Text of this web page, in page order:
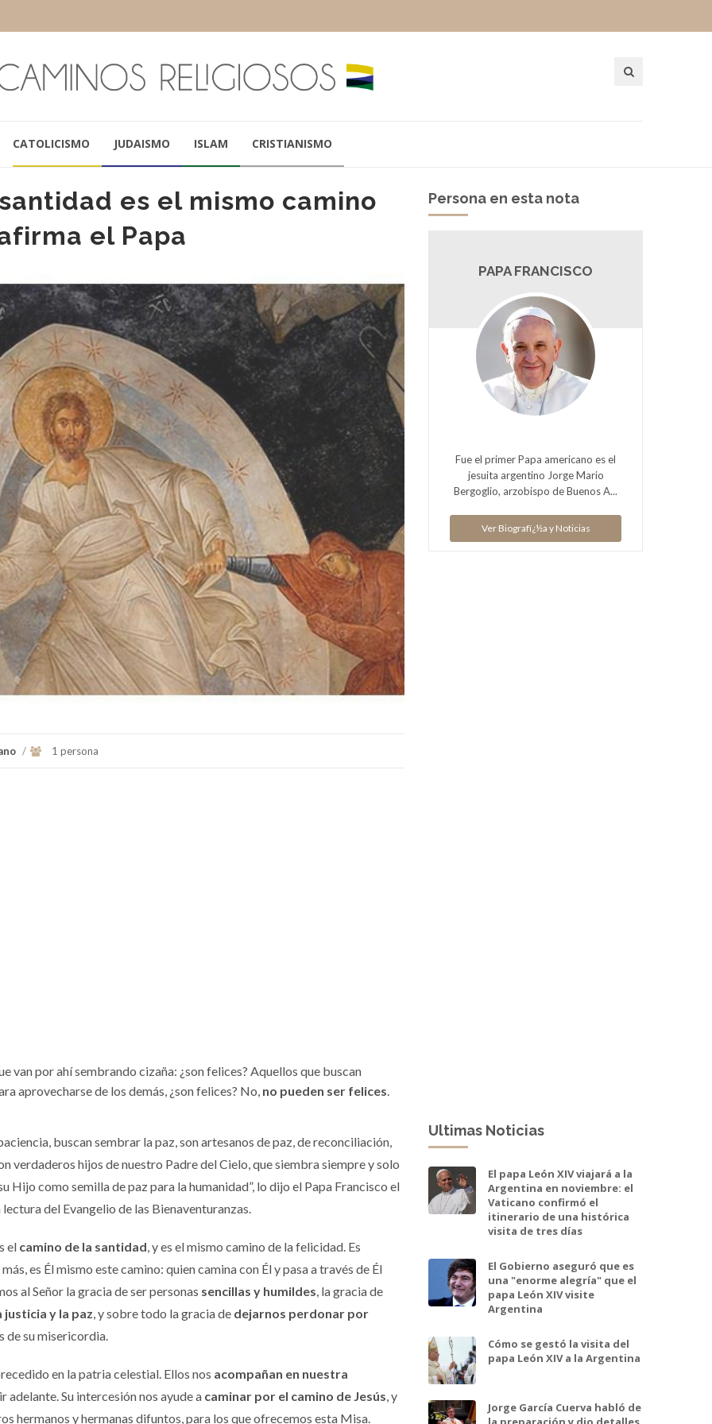
CATOLICISMO JUDAISMO ISLAM CRISTIANISMO
es el mismo camino
el Papa
/ 1 persona
van por ahí sembrando cizaña: ¿son felices? Aquellos que buscan
aprovecharse de los demás, ¿son felices? No, no pueden ser felices.
buscan sembrar la paz, son artesanos de paz, de reconciliación,
verdaderos hijos de nuestro Padre del Cielo, que siembra siempre y solo
Hijo como semilla de paz para la humanidad”, lo dijo el Papa Francisco el
del Evangelio de las Bienaventuranzas.
el camino de la santidad, y es el mismo camino de la felicidad. Es
más, es Él mismo este camino: quien camina con Él y pasa a través de Él
al Señor la gracia de ser personas sencillas y humildes, la gracia de
justicia y la paz, y sobre todo la gracia de dejarnos perdonar por
de su misericordia.
en la patria celestial. Ellos nos acompañan en nuestra
adelante. Su intercesión nos ayude a caminar por el camino de Jesús, y
hermanos y hermanas difuntos, para los que ofrecemos esta Misa.
Persona en esta nota
PAPA FRANCISCO
Fue el primer Papa americano es el
jesuita argentino Jorge Mario
Bergoglio, arzobispo de Buenos A...
Ver Biografï¿½a y Noticias
Ultimas Noticias
El papa León XIV viajará a la
Argentina en noviembre: el
Vaticano confirmó el
itinerario de una histórica
visita de tres días
El Gobierno aseguró que es
una "enorme alegría" que el
papa León XIV visite
Argentina
Cómo se gestó la visita del
papa León XIV a la Argentina
Jorge García Cuerva habló de